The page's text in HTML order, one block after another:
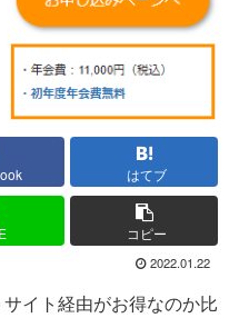
はてブ
コピー
2022.01.22
イト経由がお得なのか比